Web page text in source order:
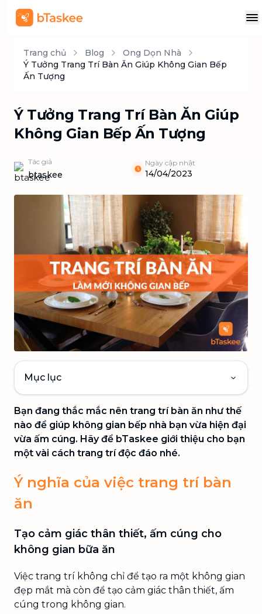
Trang chủ Blog
Ong Dọn Nhà
Ý Tưởng Trang Trí Bàn Ăn Giúp Không Gian Bếp
Ấn Tượng
Ý Tưởng Trang Trí Bàn Ăn Giúp
Không Gian Bếp Ấn Tượng
Tác giả
btaskee
Ngày cập nhật
14/04/2023
Mục lục
Bạn đang thắc mắc nên trang trí bàn ăn như thế
nào để giúp không gian bếp nhà bạn vừa hiện đại
vừa ấm cúng. Hãy để bTaskee giới thiệu cho bạn
một vài cách trang trí độc đáo nhé.
Ý nghĩa của việc trang trí bàn
ăn
Tạo cảm giác thân thiết, ấm cúng cho
không gian bữa ăn
Việc trang trí không chỉ để tạo ra một không gian
đẹp mắt mà còn để tạo cảm giác thân thiết, ấm
cúng trong không gian.